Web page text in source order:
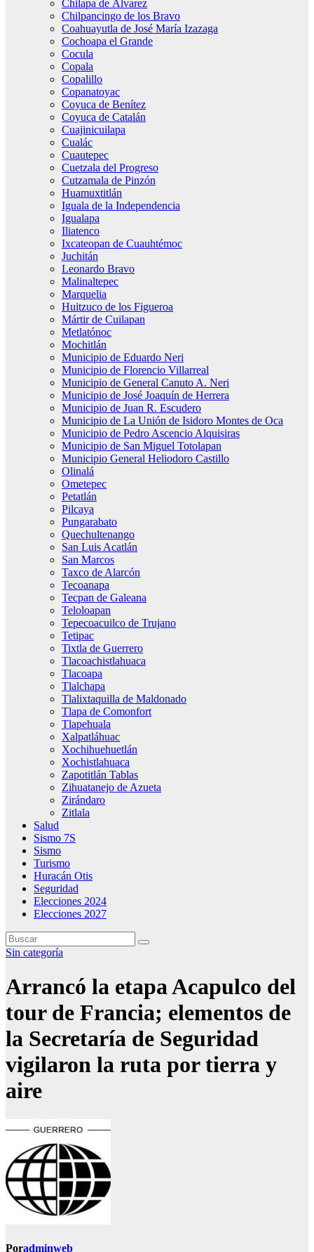
Chilapa de Álvarez
Chilpancingo de los Bravo
Coahuayutla de José María Izazaga
Cochoapa el Grande
Cocula
Copala
Copalillo
Copanatoyac
Coyuca de Benítez
Coyuca de Catalán
Cuajinicuilapa
Cualác
Cuautepec
Cuetzala del Progreso
Cutzamala de Pinzón
Huamuxtitlán
Iguala de la Independencia
Igualapa
Iliatenco
Ixcateopan de Cuauhtémoc
Juchitán
Leonardo Bravo
Malinaltepec
Marquelia
Huitzuco de los Figueroa
Mártir de Cuilapan
Metlatónoc
Mochitlán
Municipio de Eduardo Neri
Municipio de Florencio Villarreal
Municipio de General Canuto A. Neri
Municipio de José Joaquín de Herrera
Municipio de Juan R. Escudero
Municipio de La Unión de Isidoro Montes de Oca
Municipio de Pedro Ascencio Alquisiras
Municipio de San Miguel Totolapan
Municipio General Heliodoro Castillo
Olinalá
Ometepec
Petatlán
Pilcaya
Pungarabato
Quechultenango
San Luis Acatlán
San Marcos
Taxco de Alarcón
Tecoanapa
Tecpan de Galeana
Teloloapan
Tepecoacuilco de Trujano
Tetipac
Tixtla de Guerrero
Tlacoachistlahuaca
Tlacoapa
Tlalchapa
Tlalixtaquilla de Maldonado
Tlapa de Comonfort
Tlapehuala
Xalpatláhuac
Xochihuehuetlán
Xochistlahuaca
Zapotitlán Tablas
Zihuatanejo de Azueta
Zirándaro
Zitlala
Salud
Sismo 7S
Sismo
Turismo
Huracán Otis
Seguridad
Elecciones 2024
Elecciones 2027
Sin categoría
Arrancó la etapa Acapulco del
tour de Francia; elementos de
la Secretaría de Seguridad
vigilaron la ruta por tierra y
aire
Poradminweb